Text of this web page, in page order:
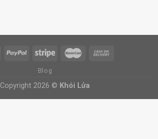
Blog
Copyright 2026 © Khói Lửa